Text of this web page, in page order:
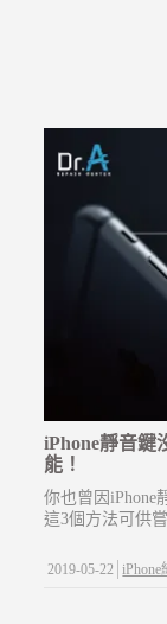
iPhone靜音鍵
能！
你也曾因iPhone
這3個方法可供嘗
2019-05-22 iPhone